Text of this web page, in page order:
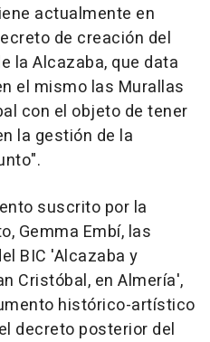
actualmente en
de creación del
la Alcazaba, que data
el mismo las Murallas
con el objeto de tener
la gestión de la
suscrito por la
Gemma Embí, las
BIC 'Alcazaba y
Cristóbal, en Almería',
histórico-artístico
decreto posterior del